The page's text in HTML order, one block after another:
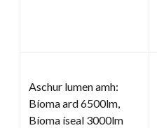
Aschur lumen amh:
Bíoma ard 6500lm,
Bíoma íseal 3000lm